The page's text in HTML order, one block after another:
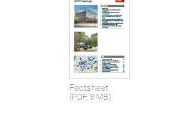
Factsheet
(PDF, 3 MB)